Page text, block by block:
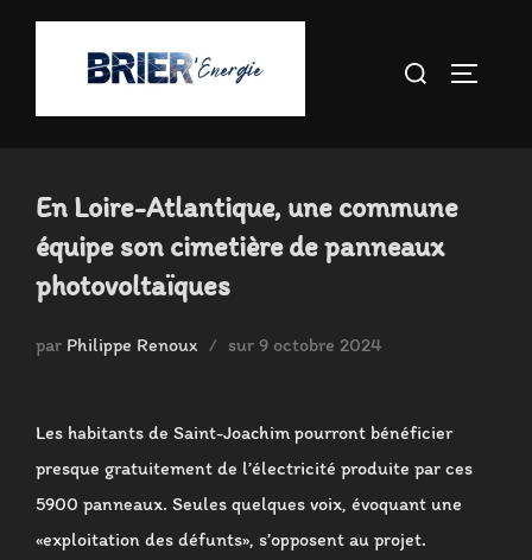
Rechercher :
En Loire-Atlantique, une commune
équipe son cimetière de panneaux
photovoltaïques
par Philippe Renoux sur Publié
9 octobre 2024
Les habitants de Saint-Joachim pourront bénéficier
presque gratuitement de l’électricité produite par ces
5900 panneaux. Seules quelques voix, évoquant une
«exploitation des défunts», s’opposent au projet.